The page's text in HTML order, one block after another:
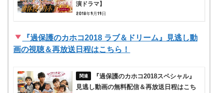
演ドラマ】
2018年9月19日
『過保護のカホコ2018 ラブ＆ドリーム』見逃し動
画の視聴＆再放送日程はこちら！
『過保護のカホコ2018スペシャル』
見逃し動画の無料配信＆再放送日程はこち